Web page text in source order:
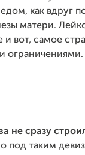
как вдруг
матери.
и вот, самое
ограничениями.
не сразу
под таким